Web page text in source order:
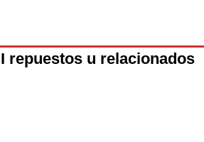
repuestos u relacionados